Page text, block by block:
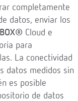
completamente
datos, enviar los
Cloud e
para
La conectividad
datos medidos sin
es posible
de datos